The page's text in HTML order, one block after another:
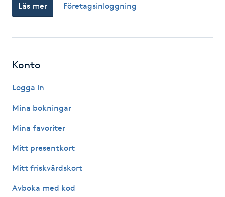
Hårbottenbehandling
Hårförlängning
Hårvård
Hälsa
Hälsprickor
Idrottsmassage
IPL
Läs mer Företagsinloggning
Konto
Logga in
Mina bokningar
Mina favoriter
Mitt presentkort
Mitt friskvårdskort
Avboka med kod